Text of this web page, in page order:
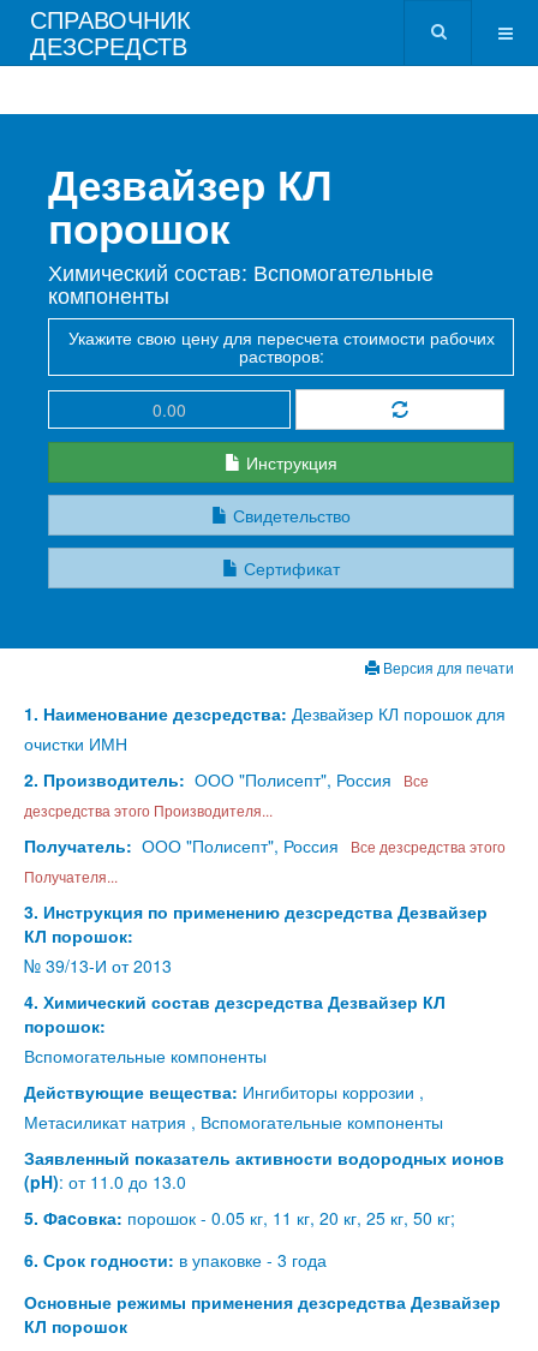
СПРАВОЧНИК
ДЕЗСРЕДСТВ
Дезвайзер КЛ
порошок
Химический состав: Вспомогательные
компоненты
Укажите свою цену для пересчета стоимости рабочих
растворов:
Инструкция
Свидетельство
Сертификат
Версия для печати
1. Наименование дезсредства: Дезвайзер КЛ порошок для
очистки ИМН
2. Производитель: ООО "Полисепт", Россия
Все
дезсредства этого Производителя...
Получатель: ООО "Полисепт", Россия
Все дезсредства этого
Получателя...
3. Инструкция по применению дезсредства Дезвайзер
КЛ порошок:
№ 39/13-И от 2013
4. Химический состав дезсредства Дезвайзер КЛ
порошок:
Вспомогательные компоненты
Действующие вещества: Ингибиторы коррозии ,
Метасиликат натрия , Вспомогательные компоненты
Заявленный показатель активности водородных ионов
(pH): от 11.0 до 13.0
5. Фacовка: порошок - 0.05 кг, 11 кг, 20 кг, 25 кг, 50 кг;
6. Срок годности: в упаковке - 3 года
Основные режимы применения дезсредства Дезвайзер
КЛ порошок